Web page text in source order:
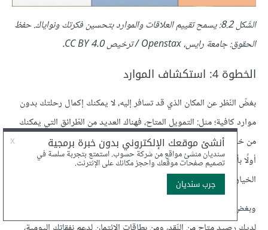
الشّكل 8.2: يسمح تقييم العلاقات والموارد بتحسين فكرتك ونواياك. حفظ
الحقوق: جامعة رايس، Openstax / ترخيص CC BY 4.0.
الخطوة 4: استكشاف الموارد
بغضّ النّظر عن المكان الذي قد تسافر إليه، لا يمكنك إكمال رحلتك بدون
موارد كافية؛ مثل: التمويل المتاح، فهناك العديد من الطّرائق التي يمكنك
من خلالها تمويل رحلة التنزه ومنها: المدّخرات مثلًا، أو القروض، أو الدّفع
أولًا بأول، أو الرّعاية؛ (الأسرة، أو الأصدقاء)، أو أيّ مجموعة من هذه
الخيارات، على سبيل المثال لا الحصر.
وبغض النّظر عن كيفيّة تمويل رحلتك، فقد يكون من المفيد أن يكون